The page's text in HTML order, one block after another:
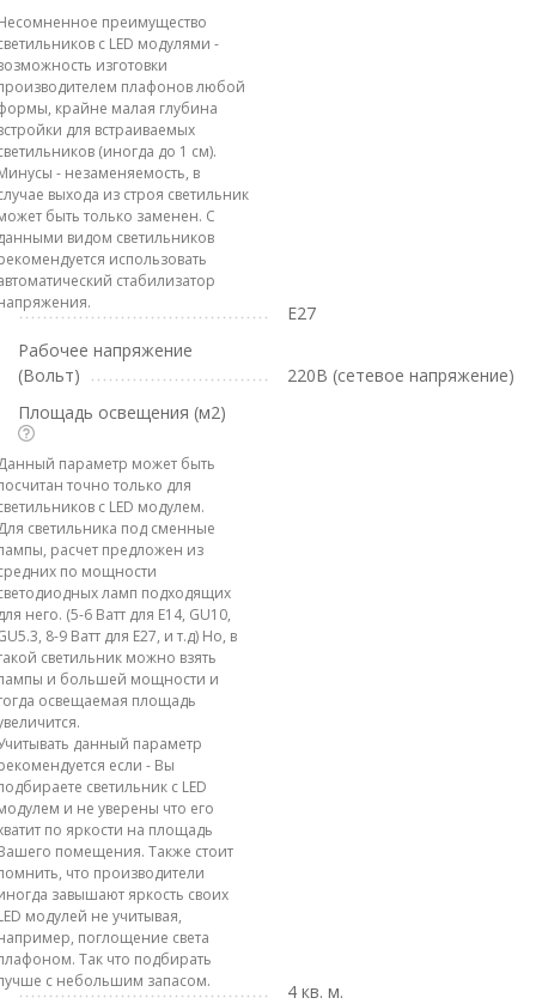
преимущество
с LED модулями -
изготовки
плафонов любой
крайне малая глубина
для встраиваемых
(иногда до 1 см).
- незаменяемость, в
выхода из строя светильник
быть только заменен. С
видом светильников
использовать
стабилизатор
E27
Рабочее напряжение
(Вольт)
220В (сетевое напряжение)
Площадь освещения (м2)
параметр может быть
точно только для
с LED модулем.
светильника под сменные
расчет предложен из
по мощности
ламп подходящих
него. (5-6 Ватт для E14, GU10,
8-9 Ватт для E27, и т.д) Но, в
светильник можно взять
и большей мощности и
освещаемая площадь
данный параметр
если - Вы
светильник с LED
и не уверены что его
по яркости на площадь
помещения. Также стоит
что производители
завышают яркость своих
модулей не учитывая,
поглощение света
Так что подбирать
с небольшим запасом.
4 кв. м.